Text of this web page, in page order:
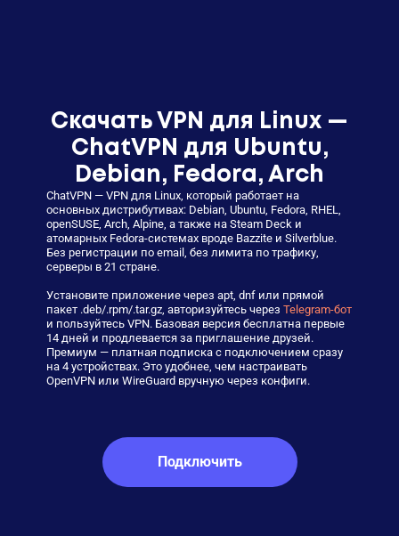
Скачать VPN для Linux —
ChatVPN для Ubuntu,
Debian, Fedora, Arch
ChatVPN — VPN для Linux, который работает на
основных дистрибутивах: Debian, Ubuntu, Fedora, RHEL,
openSUSE, Arch, Alpine, а также на Steam Deck и
атомарных Fedora-системах вроде Bazzite и Silverblue.
Без регистрации по email, без лимита по трафику,
серверы в 21 стране.
Установите приложение через apt, dnf или прямой
пакет .deb/.rpm/.tar.gz, авторизуйтесь через Telegram-бот
и пользуйтесь VPN. Базовая версия бесплатна первые
14 дней и продлевается за приглашение друзей.
Премиум — платная подписка с подключением сразу
на 4 устройствах. Это удобнее, чем настраивать
OpenVPN или WireGuard вручную через конфиги.
Подключить